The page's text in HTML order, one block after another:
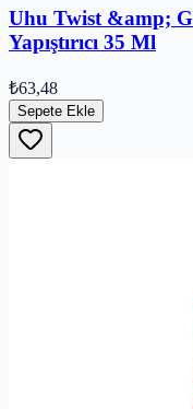
Uhu Twist &amp;
Yapıştırıcı 35 Ml
₺63,48
Sepete Ekle